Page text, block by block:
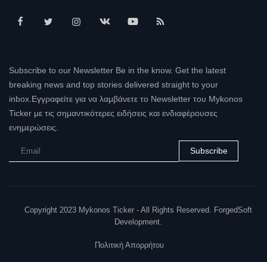
Subscribe to our Newsletter Be in the know. Get the latest
breaking news and top stories delivered straight to your
inbox.Εγγραφείτε για να λαμβάνετε το Newsletter του Mykonos
Ticker με τις σημαντικότερες ειδήσεις και ενδιαφέρουσες
ενημερώσεις.
Subscribe
Copyright 2023 Mykonos Ticker - All Rights Reserved. ForgedSoft
Development.
Πολιτική Απορρήτου